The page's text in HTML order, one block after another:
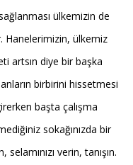
ülkemizin de
Hanelerimizin, ülkemiz
artsın diye bir başka
birbirini hissetmesi
başta çalışma
sokağınızda bir
verin, tanışın.